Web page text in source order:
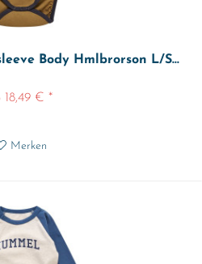
Body Hmlbrorson L/S...
18,49 € *
Merken